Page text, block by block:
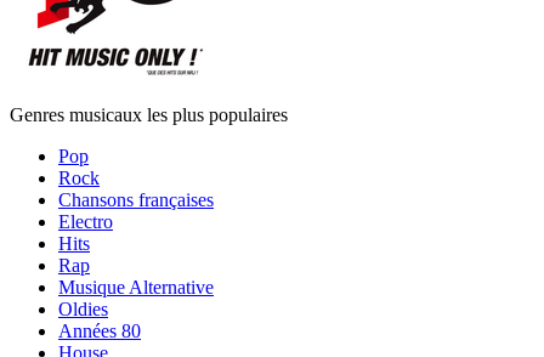
Genres musicaux les plus populaires
Pop
Rock
Chansons françaises
Electro
Hits
Rap
Musique Alternative
Oldies
Années 80